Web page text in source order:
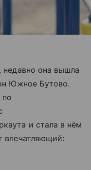
недавно она вышла
Южное Бутово.
по
и стала в нём
впечатляющий: